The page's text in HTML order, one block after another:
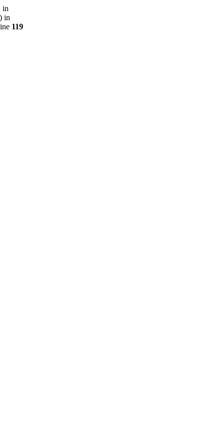
in
in
119